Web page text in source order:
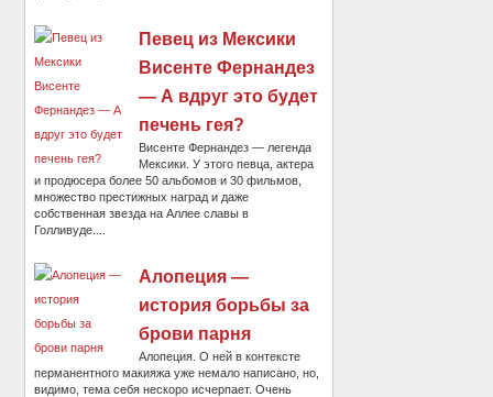
Певец из Мексики
Висенте Фернандез
— А вдруг это будет
печень гея?
Висенте Фернандез — легенда
Мексики. У этого певца, актера
и продюсера более 50 альбомов и 30 фильмов,
множество престижных наград и даже
собственная звезда на Аллее славы в
Голливуде....
Алопеция —
история борьбы за
брови парня
Алопеция. О ней в контексте
перманентного макияжа уже немало написано, но,
видимо, тема себя нескоро исчерпает. Очень